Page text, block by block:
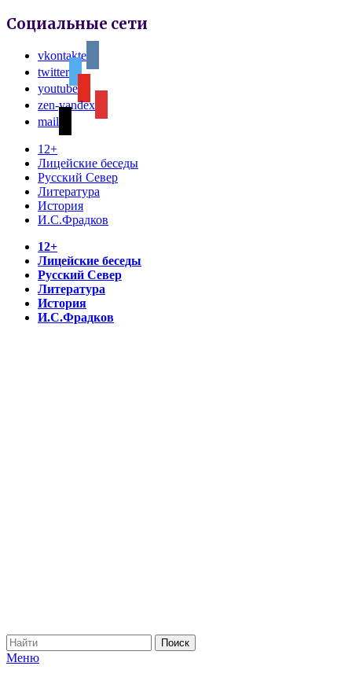
Социальные сети
vkontakte
twitter
youtube
zen-yandex
mail
12+
Лицейские беседы
Русский Север
Литература
История
И.С.Фрадков
12+
Лицейские беседы
Русский Север
Литература
История
И.С.Фрадков
Меню